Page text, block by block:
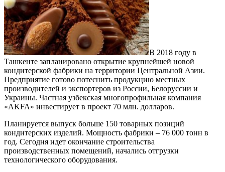
В 2018 году в
Ташкенте запланировано открытие крупнейшей новой
кондитерской фабрики на территории Центральной Азии.
Предприятие готово потеснить продукцию местных
производителей и экспортеров из России, Белоруссии и
Украины. Частная узбекская многопрофильная компания
«AKFA» инвестирует в проект 70 млн. долларов.
Планируется выпуск больше 150 товарных позиций
кондитерских изделий. Мощность фабрики – 76 000 тонн в
год. Сегодня идет окончание строительства
производственных помещений, начались отгрузки
технологического оборудования.